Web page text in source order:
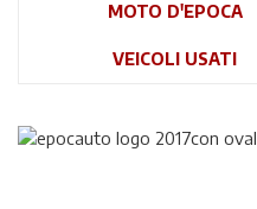
MOTO D'EPOCA
VEICOLI USATI